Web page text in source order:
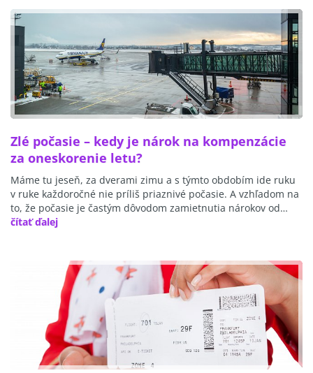
Zlé počasie – kedy je nárok na kompenzácie
za oneskorenie letu?
Máme tu jeseň, za dverami zimu a s týmto obdobím ide ruku
v ruke každoročné nie príliš priaznivé počasie. A vzhľadom na
to, že počasie je častým dôvodom zamietnutia nárokov od…
čítať ďalej